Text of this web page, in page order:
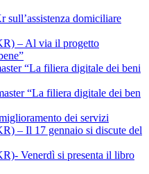
sull’assistenza domiciliare
– Al via il progetto
“La filiera digitale dei beni
“La filiera digitale dei ben
dei servizi
– Il 17 gennaio si discute del
Venerdì si presenta il libro